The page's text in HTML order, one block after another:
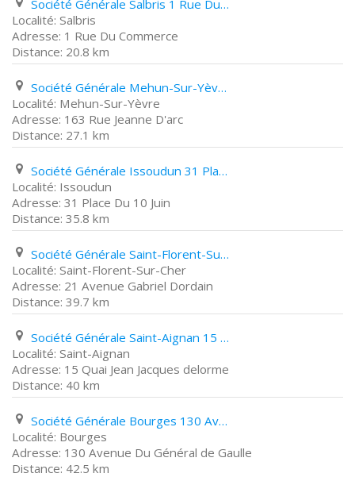
Société Générale Salbris 1 Rue Du Commerce
Salbris
1 Rue Du Commerce
20.8 km
Société Générale Mehun-Sur-Yèvre 163 Rue Jeanne D'arc
Mehun-Sur-Yèvre
163 Rue Jeanne D'arc
27.1 km
Société Générale Issoudun 31 Place Du 10 Juin
Issoudun
31 Place Du 10 Juin
35.8 km
Société Générale Saint-Florent-Sur-Cher 21 Avenue Gabriel Dordain
Saint-Florent-Sur-Cher
21 Avenue Gabriel Dordain
39.7 km
Société Générale Saint-Aignan 15 Quai Jean Jacques delorme
Saint-Aignan
15 Quai Jean Jacques delorme
40 km
Société Générale Bourges 130 Avenue Du Général de Gaulle
Bourges
130 Avenue Du Général de Gaulle
42.5 km